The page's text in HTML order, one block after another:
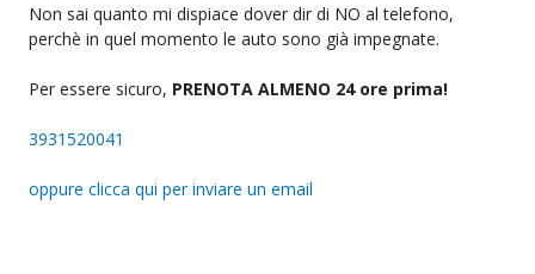
Non sai quanto mi dispiace dover dir di NO al telefono,
perchè in quel momento le auto sono già impegnate.
Per essere sicuro, PRENOTA ALMENO 24 ore prima!
3931520041
oppure clicca qui per inviare un email